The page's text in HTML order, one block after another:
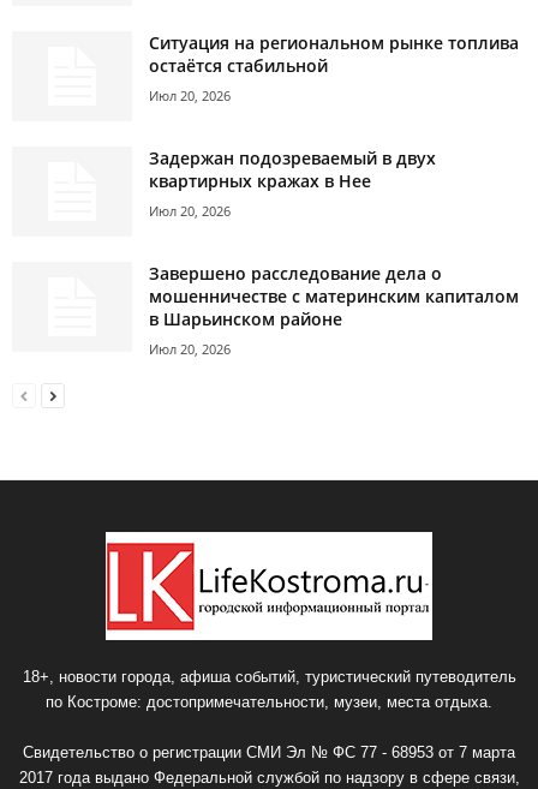
Ситуация на региональном рынке топлива
остаётся стабильной
Июл 20, 2026
Задержан подозреваемый в двух
квартирных кражах в Нее
Июл 20, 2026
Завершено расследование дела о
мошенничестве с материнским капиталом
в Шарьинском районе
Июл 20, 2026
18+, новости города, афиша событий, туристический путеводитель
по Костроме: достопримечательности, музеи, места отдыха.
Свидетельство о регистрации СМИ Эл № ФС 77 - 68953 от 7 марта
2017 года выдано Федеральной службой по надзору в сфере связи,